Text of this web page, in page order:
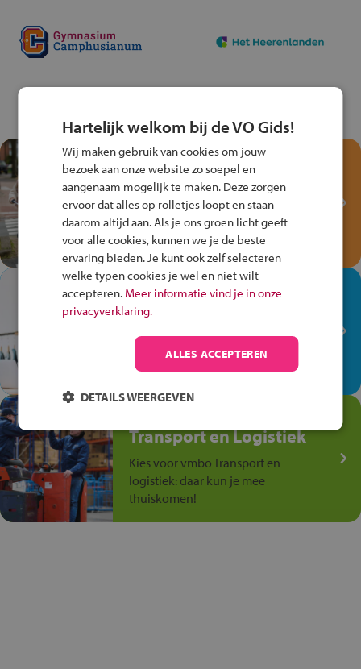
Test je kennis met het
Fiets Veilig
Verkeersspel!
Speel het Fiets Veilig Verkeersspel
en win een Cortina-fiets!
In de winkel ben je op je
plek!
Ontdek via het vmbo jouw talent
op de winkelvloer, waar elke dag
anders is!
Transport en Logistiek
Kies voor vmbo Transport en
logistiek: daar kun je mee
thuiskomen!
Hartelijk welkom bij de VO Gids!
Wij maken gebruik van cookies om jouw
bezoek aan onze website zo soepel en
aangenaam mogelijk te maken. Deze zorgen
ervoor dat alles op rolletjes loopt en staan
daarom altijd aan. Als je ons groen licht geeft
voor alle cookies, kunnen we je de beste
ervaring bieden. Je kunt ook zelf selecteren
welke typen cookies je wel en niet wilt
accepteren. Meer informatie vind je in onze
privacyverklaring.
ALLES ACCEPTEREN
DETAILS WEERGEVEN